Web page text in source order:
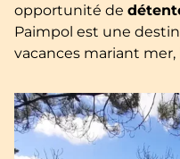
opportunité de
Paimpol est une
vacances mariant